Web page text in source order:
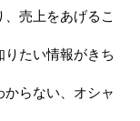
売上をあげるこ
たい情報がきち
らない、オシャ